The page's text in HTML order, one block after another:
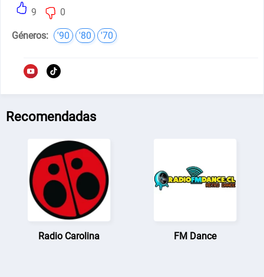
9 0
Géneros: '90 '80 '70
Recomendadas
Radio Carolina FM Dance